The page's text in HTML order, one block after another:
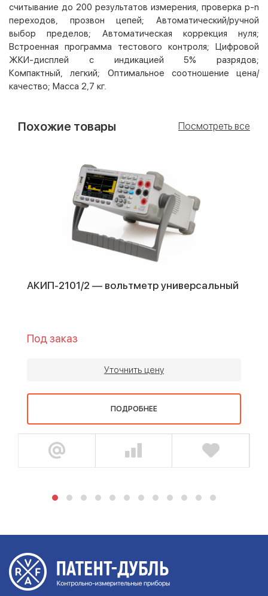
считывание до 200 результатов измерения, проверка р-n
переходов, прозвон цепей; Автоматический/ручной
выбор пределов; Автоматическая коррекция нуля;
Встроенная программа тестового контроля; Цифровой
ЖКИ-дисплей с индикацией 5% разрядов;
Компактный, легкий; Оптимальное соотношение цена/
качество; Масса 2,7 кг.
Похожие товары Посмотреть все
АКИП-2101/2 — вольтметр универсальный
Под заказ
Уточнить цену
ПОДРОБНЕЕ